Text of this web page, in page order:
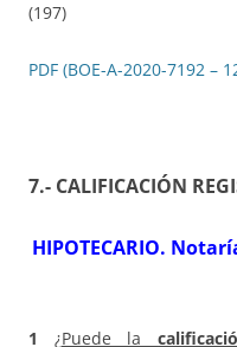
(197)
PDF (BOE-A-2020-7192 –
7.- CALIFICACIÓN
HIPOTECARIO.
1 ¿Puede la